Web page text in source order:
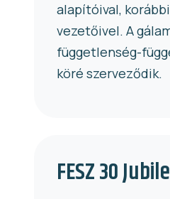
alapítóival,
vezetőivel. A
függetlenség-
köré szerveződik.
FESZ 30